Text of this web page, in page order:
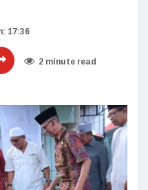
17:36
2 minute read